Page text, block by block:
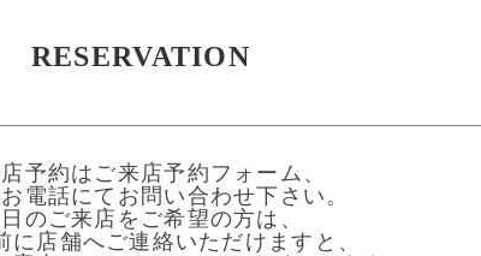
RESERVATION
予約はご来店予約フォーム、
電話にてお問い合わせ下さい。
のご来店をご希望の方は、
に店舗へご連絡いただけますと、